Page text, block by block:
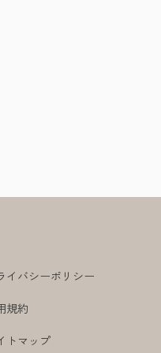
イバシーポリシー
規約
トマップ